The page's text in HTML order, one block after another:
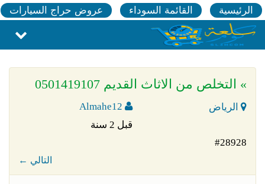
الرئيسية القائمة السوداء عروض حراج السيارات
» التخلص من الاثاث القديم 0501419107
الرياض
قبل 2 سنة
#28928
← التالي